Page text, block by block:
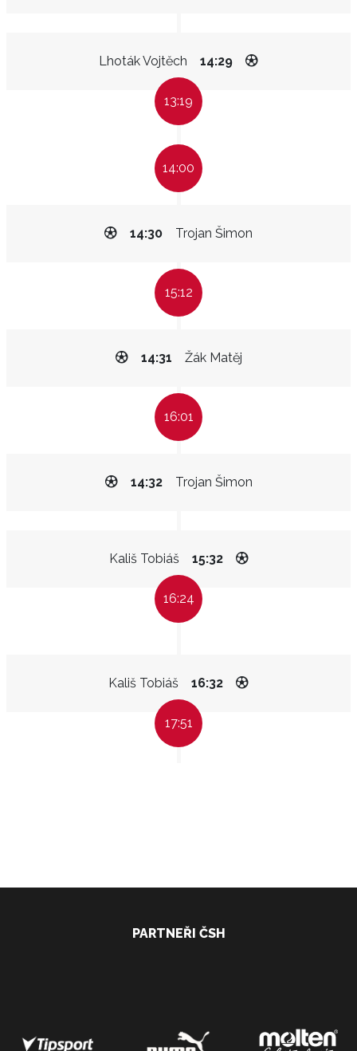
Lhoták Vojtěch 14:29
13:19
14:00
Trojan Šimon
14:30
15:12
Žák Matěj
14:31
16:01
Trojan Šimon
14:32
Kališ Tobiáš 15:32
16:24
Kališ Tobiáš 16:32
17:51
PARTNEŘI ČSH